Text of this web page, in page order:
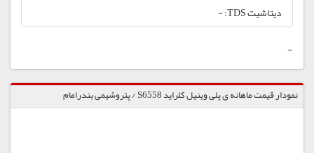
دیتاشیت TDS: -
-
نمودار قیمت ماهانه ی پلی وینیل کلراید S6558 / پتروشیمی بندرامام